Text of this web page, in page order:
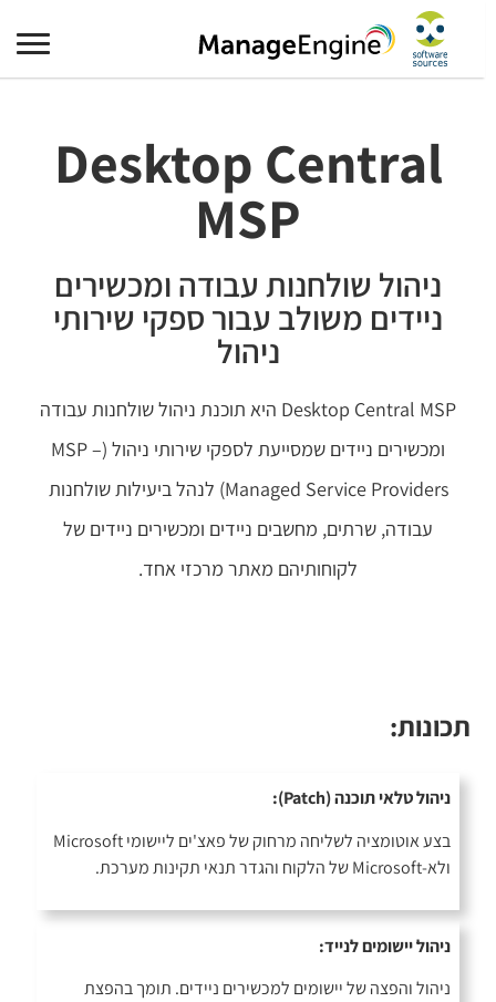
Desktop Central
MSP
ניהול שולחנות עבודה ומכשירים
ניידים משולב עבור ספקי שירותי
ניהול
Desktop Central MSP היא תוכנת ניהול שולחנות עבודה
ומכשירים ניידים שמסייעת לספקי שירותי ניהול (MSP –
Managed Service Providers) לנהל ביעילות שולחנות
עבודה, שרתים, מחשבים ניידים ומכשירים ניידים של
לקוחותיהם מאתר מרכזי אחד.
תכונות:
ניהול טלאי תוכנה (Patch):
בצע אוטומציה לשליחה מרחוק של פאצ'ים ליישומי Microsoft
ולא-Microsoft של הלקוח והגדר תנאי תקינות מערכת.
ניהול יישומים לנייד:
ניהול והפצה של יישומים למכשירים ניידים. תומך בהפצת